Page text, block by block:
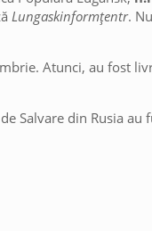
Lungaskinformțentr.
Atunci, au fost
Salvare din Rusia